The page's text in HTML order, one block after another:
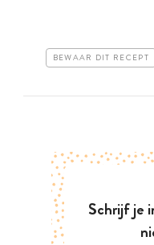
BEWAAR DIT RECEPT
Schrijf je